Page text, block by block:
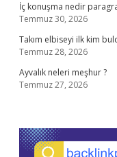
İç konuşma nedir
Temmuz 30, 2026
Takım elbiseyi ilk kim
Temmuz 28, 2026
Ayvalık neleri meşhur ?
Temmuz 27, 2026